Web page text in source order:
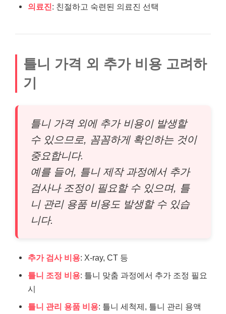
의료진: 친절하고 숙련된 의료진 선택
틀니 가격 외 추가 비용 고려하
기
틀니 가격 외에 추가 비용이 발생할
수 있으므로, 꼼꼼하게 확인하는 것이
중요합니다.
예를 들어, 틀니 제작 과정에서 추가
검사나 조정이 필요할 수 있으며, 틀
니 관리 용품 비용도 발생할 수 있습
니다.
추가 검사 비용: X-ray, CT 등
틀니 조정 비용: 틀니 맞춤 과정에서 추가 조정 필요
시
틀니 관리 용품 비용: 틀니 세척제, 틀니 관리 용액